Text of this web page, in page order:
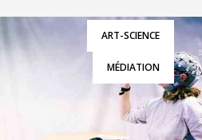
ART-SCIENCE
MÉDIATION